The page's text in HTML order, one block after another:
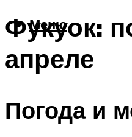
Меню
Фукуок:
апреле
Погода и